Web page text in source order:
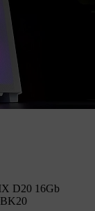
D20 16Gb